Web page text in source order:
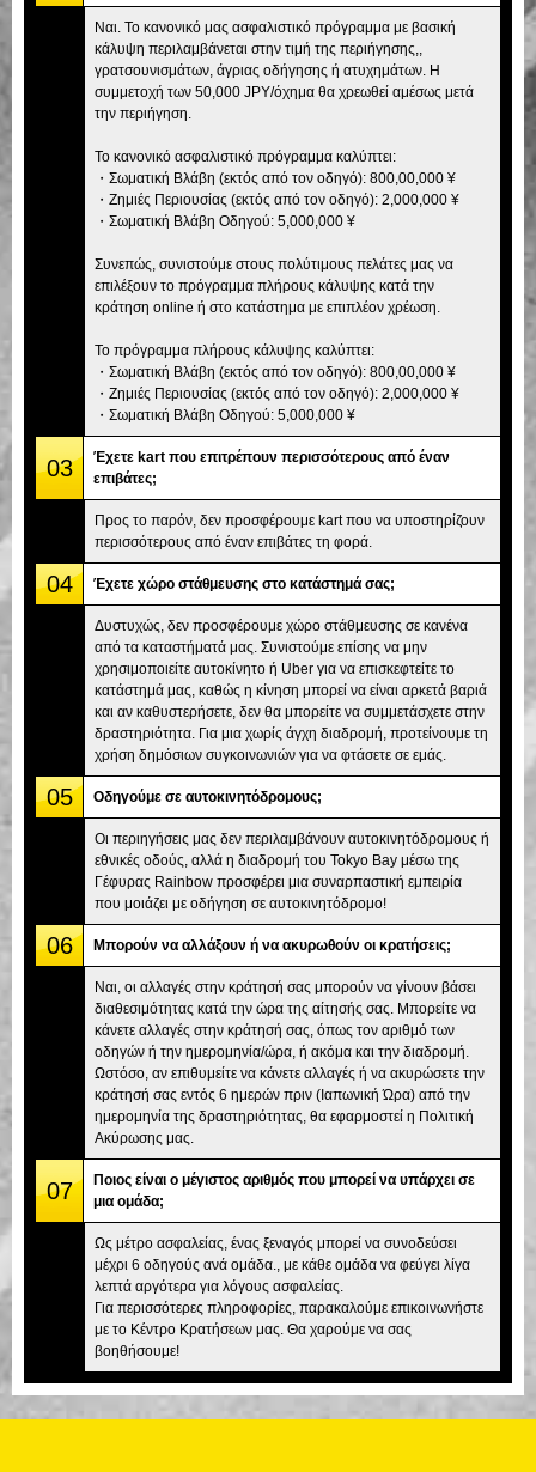
Ναι. Το κανονικό μας ασφαλιστικό πρόγραμμα με βασική
κάλυψη περιλαμβάνεται στην τιμή της περιήγησης,,
γρατσουνισμάτων, άγριας οδήγησης ή ατυχημάτων. Η
συμμετοχή των 50,000 JPY/όχημα θα χρεωθεί αμέσως μετά
την περιήγηση.
Το κανονικό ασφαλιστικό πρόγραμμα καλύπτει:
・Σωματική Βλάβη (εκτός από τον οδηγό): 800,00,000 ¥
・Ζημιές Περιουσίας (εκτός από τον οδηγό): 2,000,000 ¥
・Σωματική Βλάβη Οδηγού: 5,000,000 ¥
Συνεπώς, συνιστούμε στους πολύτιμους πελάτες μας να
επιλέξουν το πρόγραμμα πλήρους κάλυψης κατά την
κράτηση online ή στο κατάστημα με επιπλέον χρέωση.
Το πρόγραμμα πλήρους κάλυψης καλύπτει:
・Σωματική Βλάβη (εκτός από τον οδηγό): 800,00,000 ¥
・Ζημιές Περιουσίας (εκτός από τον οδηγό): 2,000,000 ¥
・Σωματική Βλάβη Οδηγού: 5,000,000 ¥
03
Έχετε kart που επιτρέπουν περισσότερους από έναν
επιβάτες;
Προς το παρόν, δεν προσφέρουμε kart που να υποστηρίζουν
περισσότερους από έναν επιβάτες τη φορά.
04 Έχετε χώρο στάθμευσης στο κατάστημά σας;
Δυστυχώς, δεν προσφέρουμε χώρο στάθμευσης σε κανένα
από τα καταστήματά μας. Συνιστούμε επίσης να μην
χρησιμοποιείτε αυτοκίνητο ή Uber για να επισκεφτείτε το
κατάστημά μας, καθώς η κίνηση μπορεί να είναι αρκετά βαριά
και αν καθυστερήσετε, δεν θα μπορείτε να συμμετάσχετε στην
δραστηριότητα. Για μια χωρίς άγχη διαδρομή, προτείνουμε τη
χρήση δημόσιων συγκοινωνιών για να φτάσετε σε εμάς.
05 Οδηγούμε σε αυτοκινητόδρομους;
Οι περιηγήσεις μας δεν περιλαμβάνουν αυτοκινητόδρομους ή
εθνικές οδούς, αλλά η διαδρομή του Tokyo Bay μέσω της
Γέφυρας Rainbow προσφέρει μια συναρπαστική εμπειρία
που μοιάζει με οδήγηση σε αυτοκινητόδρομο!
06 Μπορούν να αλλάξουν ή να ακυρωθούν οι κρατήσεις;
Ναι, οι αλλαγές στην κράτησή σας μπορούν να γίνουν βάσει
διαθεσιμότητας κατά την ώρα της αίτησής σας. Μπορείτε να
κάνετε αλλαγές στην κράτησή σας, όπως τον αριθμό των
οδηγών ή την ημερομηνία/ώρα, ή ακόμα και την διαδρομή.
Ωστόσο, αν επιθυμείτε να κάνετε αλλαγές ή να ακυρώσετε την
κράτησή σας εντός 6 ημερών πριν (Ιαπωνική Ώρα) από την
ημερομηνία της δραστηριότητας, θα εφαρμοστεί η Πολιτική
Ακύρωσης μας.
07
Ποιος είναι ο μέγιστος αριθμός που μπορεί να υπάρχει σε
μια ομάδα;
Ως μέτρο ασφαλείας, ένας ξεναγός μπορεί να συνοδεύσει
μέχρι 6 οδηγούς ανά ομάδα., με κάθε ομάδα να φεύγει λίγα
λεπτά αργότερα για λόγους ασφαλείας.
Για περισσότερες πληροφορίες, παρακαλούμε επικοινωνήστε
με το Κέντρο Κρατήσεων μας. Θα χαρούμε να σας
βοηθήσουμε!